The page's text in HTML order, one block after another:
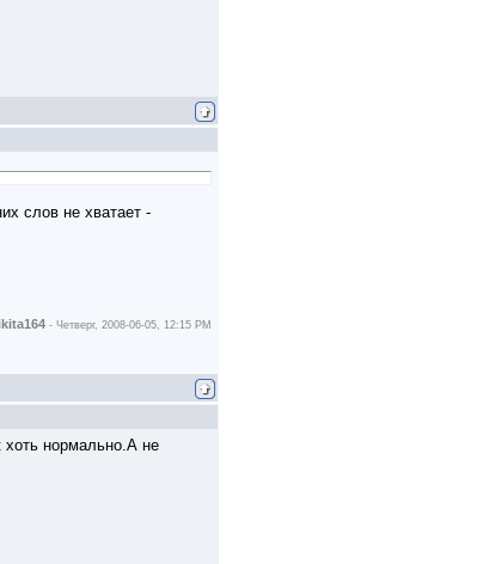
слов не хватает -
- Четверг, 2008-06-05, 12:15 PM
хоть нормально.А не